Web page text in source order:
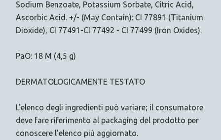
Sodium Benzoate, Potassium Sorbate, Citric Acid,
Ascorbic Acid. +/- (May Contain): CI 77891 (Titanium
Dioxide), CI 77491-CI 77492 - CI 77499 (Iron Oxides).
PaO: 18 M (4,5 g)
DERMATOLOGICAMENTE TESTATO
L'elenco degli ingredienti può variare; il consumatore
deve fare riferimento al packaging del prodotto per
conoscere l'elenco più aggiornato.